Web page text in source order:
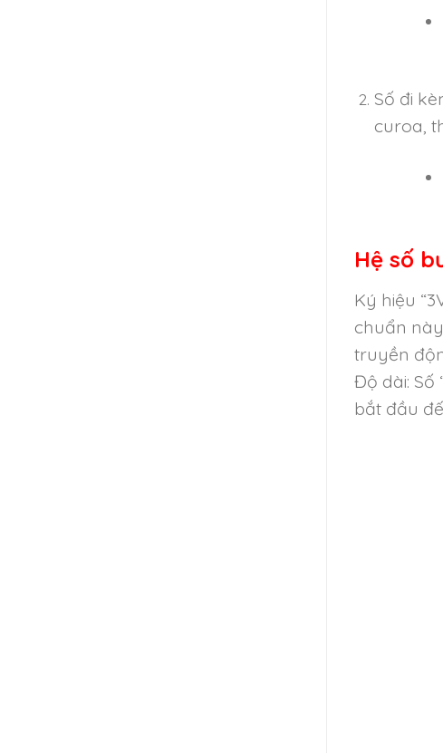
Số đi
curoa,
Hệ số
Ký hiệu
chuẩn
truyền
Độ dài: Số
bắt đầu